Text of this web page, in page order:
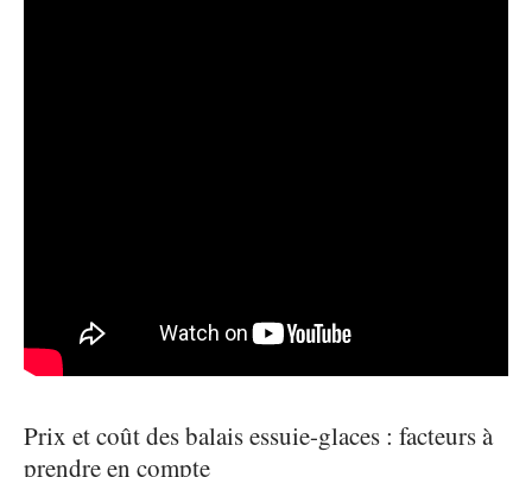
Prix et coût des balais essuie-glaces : facteurs à
prendre en compte